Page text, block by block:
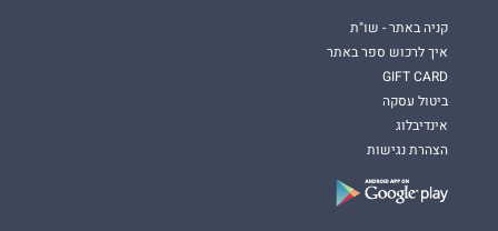
קניה באתר - שו"ת
איך לרכוש ספר באתר
GIFT CARD
ביטול עסקה
אינדיבלוג
הצהרת נגישות